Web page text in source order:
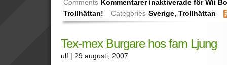
Comments Kommentarer inaktiverade för Wii
Trollhättan!
Categories Sverige,Trollhättan
Tex-mex Burgare hos fam Ljung
ulf | 29 augusti, 2007